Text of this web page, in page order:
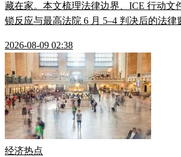
藏在家。本文梳理法律边界、ICE 行动文
锁反应与最高法院 6 月 5–4 判决后的法律
2026-08-09 02:38
经济热点